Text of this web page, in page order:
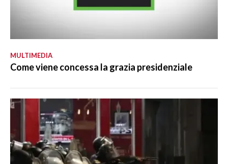
MULTIMEDIA
Come viene concessa la grazia presidenziale